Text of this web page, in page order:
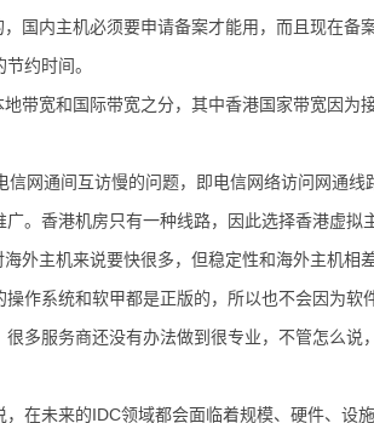
国内主机必须要申请备案才能用，而且现在
约时间。
带宽和国际带宽之分，其中香港国家带宽因为
网通间互访慢的问题，即电信网络访问网通
。香港机房只有一种线路，因此选择香港虚拟
外主机来说要快很多，但稳定性和海外主机相
作系统和软甲都是正版的，所以也不会因为软
多服务商还没有办法做到很专业，不管怎么
在未来的IDC领域都会面临着规模、硬件、设